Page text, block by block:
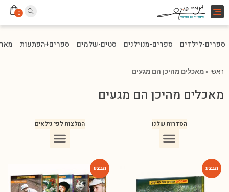
Toggle
navigation
0
ספרים-לילדים ספרים-מנוילנים סטים-שלמים ספרים+הפתעות
ראשי »מאכלים מהיכן הם מגעים
מאכלים מהיכן הם מגעים
הסדרות שלנו המלצות לפי גילאים
-54%